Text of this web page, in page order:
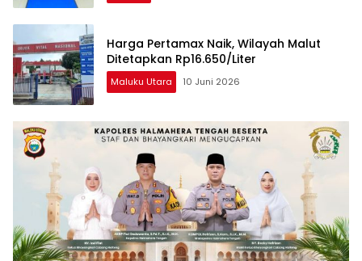
Harga Pertamax Naik, Wilayah Malut
Ditetapkan Rp16.650/Liter
Maluku Utara 10 Juni 2026